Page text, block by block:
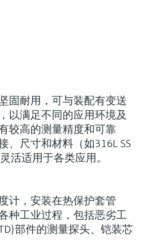
固耐用，可与装配有变送
以满足不同的应用环境及
较高的测量精度和可靠
、尺寸和材料（如316L SS
活适用于各类应用。
计，安装在热保护套管
种工业过程，包括恶劣工
部件的测量探头、铠装芯
仪表选型要求
当前结果 X Xpert选型 (7)